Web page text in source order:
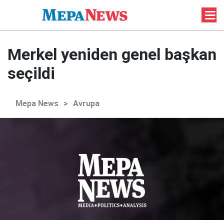
Merkel yeniden genel başkan
seçildi
Mepa News > Avrupa